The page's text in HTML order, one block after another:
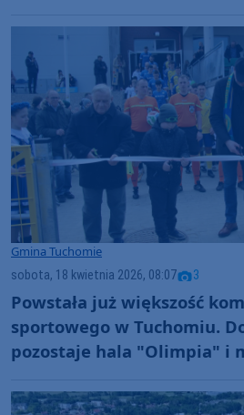
Gmina Tuchomie
sobota, 18 kwietnia 2026, 08:07 3
Powstała już większość
sportowego w Tuchomiu.
pozostaje hala "Olimpia" i